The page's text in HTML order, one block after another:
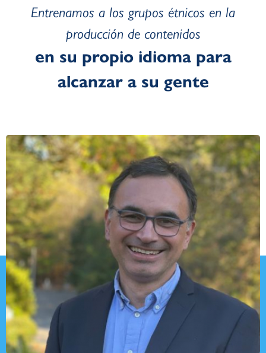
Entrenamos a los grupos étnicos en la
producción de contenidos
en su propio idioma para
alcanzar a su gente